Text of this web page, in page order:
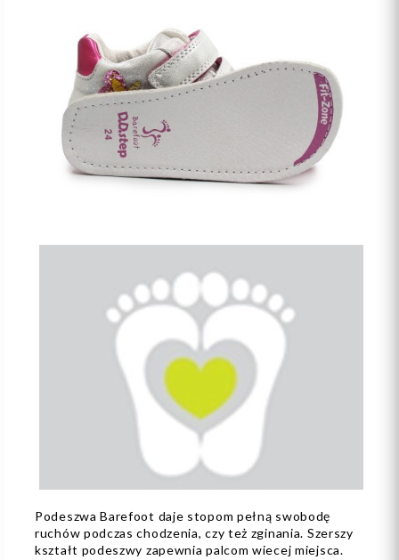
Podeszwa Barefoot daje stopom pełną swobodę
ruchów podczas chodzenia, czy też zginania. Szerszy
kształt podeszwy zapewnia palcom wiecej miejsca.